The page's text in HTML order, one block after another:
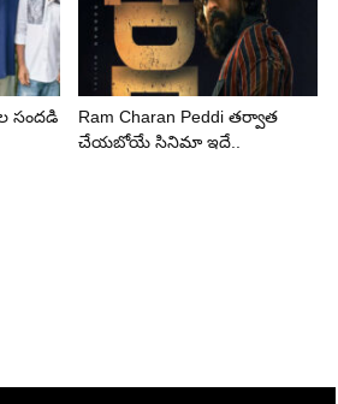
సందడి
Ram Charan Peddi తర్వాత
చేయబోయే సినిమా ఇదే..